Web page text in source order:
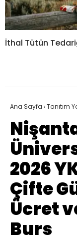
İthal Tütün
Ana Sayfa ›Tanıtım
2026
Çifte
Ücret
Burs